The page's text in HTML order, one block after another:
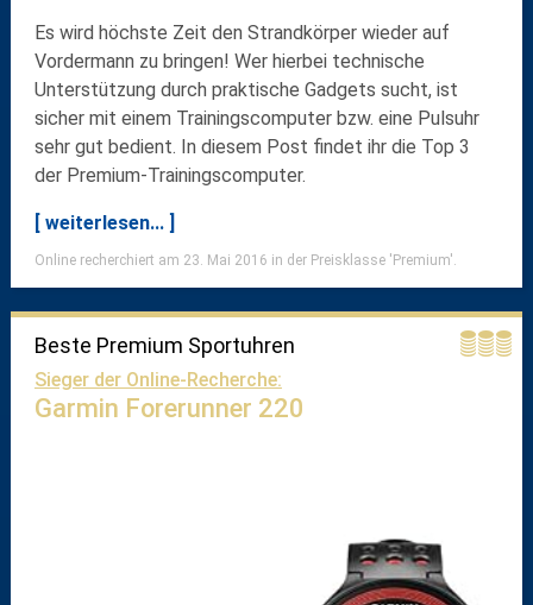
Es wird höchste Zeit den Strandkörper wieder auf
Vordermann zu bringen! Wer hierbei technische
Unterstützung durch praktische Gadgets sucht, ist
sicher mit einem Trainingscomputer bzw. eine Pulsuhr
sehr gut bedient. In diesem Post findet ihr die Top 3
der Premium-Trainingscomputer.
[ weiterlesen... ]
Online recherchiert am 23. Mai 2016 in der Preisklasse 'Premium'.
Beste Premium Sportuhren
Sieger der Online-Recherche:
Garmin Forerunner 220